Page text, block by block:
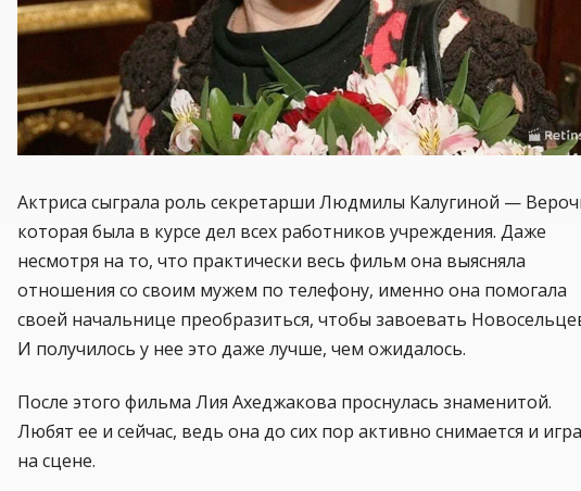
Актриса сыграла роль секретарши Людмилы Калугиной —
которая была в курсе дел всех работников учреждения. Даже
несмотря на то, что практически весь фильм она выясняла
отношения со своим мужем по телефону, именно она помогала
своей начальнице преобразиться, чтобы завоевать
И получилось у нее это даже лучше, чем ожидалось.
После этого фильма Лия Ахеджакова проснулась знаменитой.
Любят ее и сейчас, ведь она до сих пор активно снимается и
на сцене.